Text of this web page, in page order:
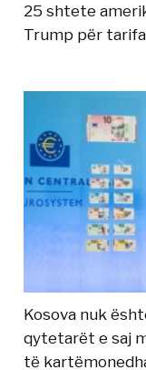
25 shtete
Trump për
Kosova nuk
qytetarët e saj
të